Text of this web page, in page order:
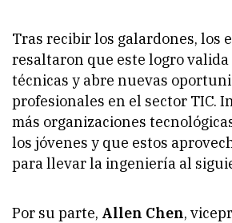
Tras recibir los galardones, los
resaltaron que este logro
técnicas y abre nuevas
profesionales en el sector TIC.
más organizaciones
los jóvenes y que estos
para llevar la ingeniería al
Por su parte, Allen Chen,